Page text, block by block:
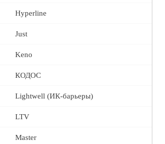
Hyperline
Just
Keno
КОДОС
Lightwell (ИК-барьеры)
LTV
Master